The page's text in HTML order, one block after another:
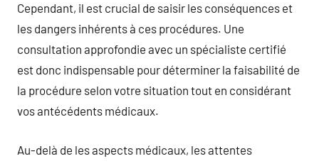
Cependant, il est crucial de saisir les conséquences et
les dangers inhérents à ces procédures. Une
consultation approfondie avec un spécialiste certifié
est donc indispensable pour déterminer la faisabilité de
la procédure selon votre situation tout en considérant
vos antécédents médicaux.
Au-delà de les aspects médicaux, les attentes